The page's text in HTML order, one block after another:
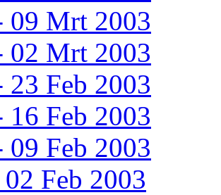
09 Mrt 2003
02 Mrt 2003
23 Feb 2003
16 Feb 2003
09 Feb 2003
Feb 2003